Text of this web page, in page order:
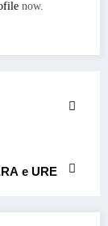
now.
e URE